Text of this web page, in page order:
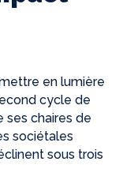
en lumière
cycle de
ses chaires de
sociétales
sous trois